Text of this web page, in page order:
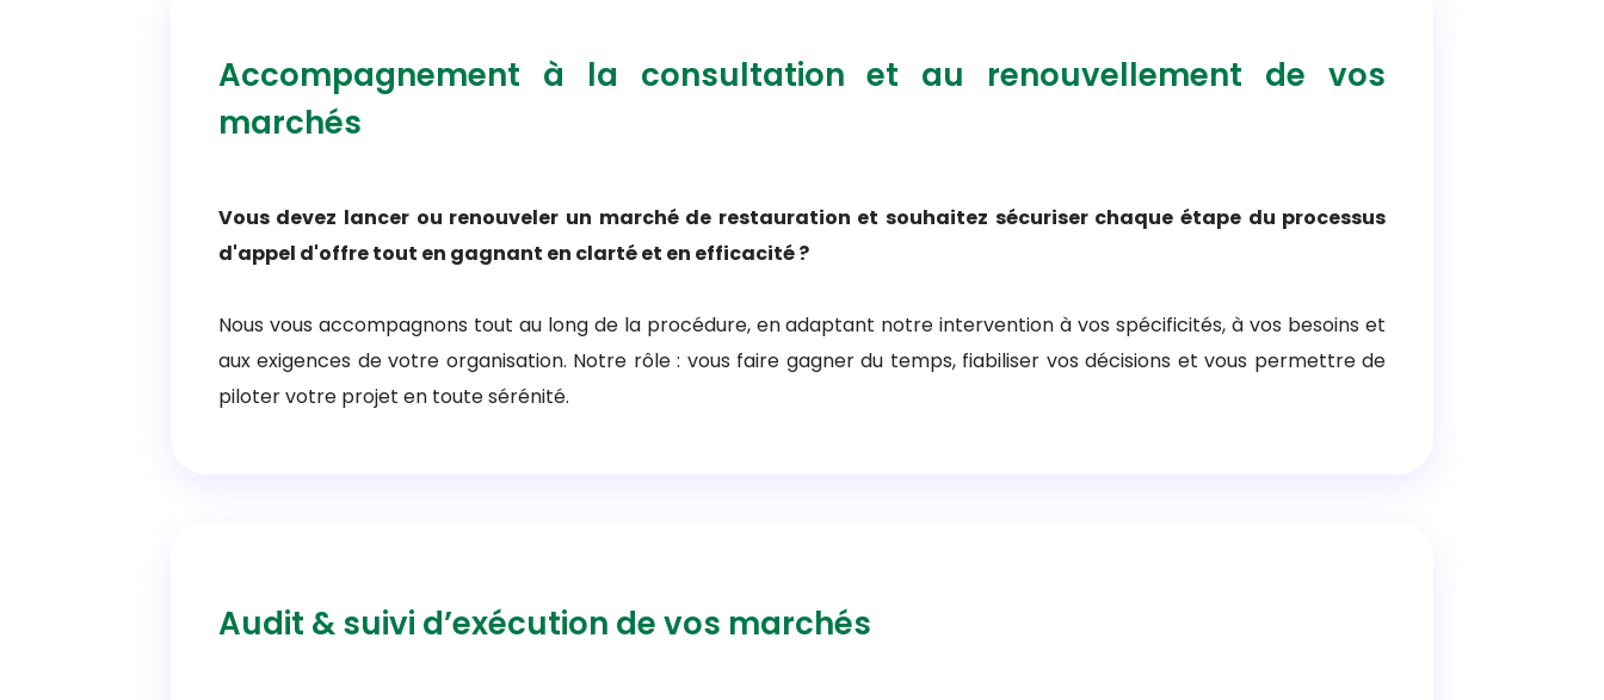
Accompagnement à la consultation et au renouvellement de vos
marchés
Vous devez lancer ou renouveler un marché de restauration et souhaitez sécuriser chaque étape du processus
d'appel d'offre tout en gagnant en clarté et en efficacité ?
Nous vous accompagnons tout au long de la procédure, en adaptant notre intervention à vos spécificités, à vos besoins et
aux exigences de votre organisation. Notre rôle : vous faire gagner du temps, fiabiliser vos décisions et vous permettre de
piloter votre projet en toute sérénité.
Audit & suivi d’exécution de vos marchés